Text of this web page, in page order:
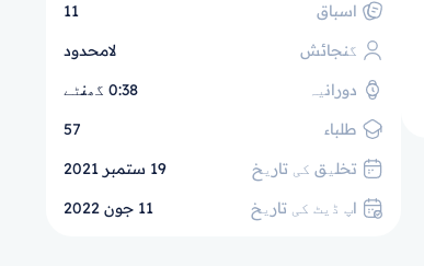
اسباق
11
گنجائش
لامحدود
دورانیہ
0:38 گھنٹے
طلباء
57
تخلیق کی تاریخ
19 ستمبر 2021
اپ ڈیٹ کی تاریخ
11 جون 2022